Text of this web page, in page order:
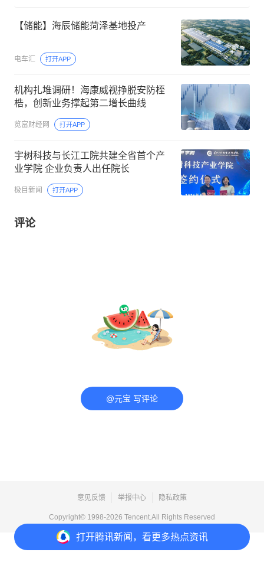
打开腾讯新闻，看更多热点资讯
【储能】海辰储能菏泽基地投产
电车汇 打开APP
机构扎堆调研！海康威视挣脱安防桎
梏，创新业务撑起第二增长曲线
览富财经网 打开APP
宇树科技与长江工院共建全省首个产
业学院 企业负责人出任院长
极目新闻 打开APP
评论
@元宝 写评论
意见反馈 举报中心 隐私政策
Copyright© 1998-2026 Tencent.All Rights Reserved